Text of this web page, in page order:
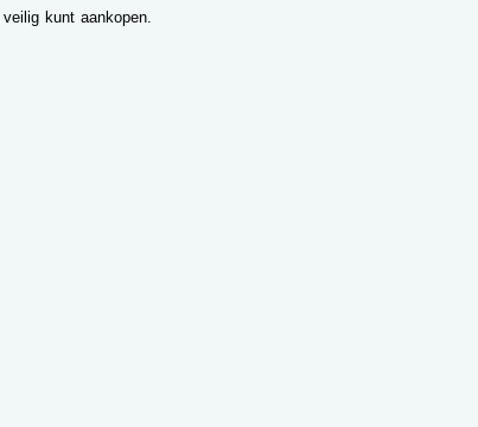
kunt aankopen.